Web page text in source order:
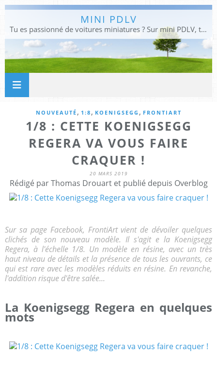
MINI PDLV
Tu es passionné de voitures miniatures ? Sur mini PDLV, tu trouveras les meilleurs bons plans pour acheter des voitures au 1:43, 1:18 ou 1:24. Tu pourras aussi découvrir des modèles de collection sous tous leurs angles. Pour ne rien louper de l'actualité des voitures miniatures, rejoins-nous !
NOUVEAUTÉ , 1:8 , KOENIGSEGG , FRONTIART
1/8 : CETTE KOENIGSEGG
REGERA VA VOUS FAIRE
CRAQUER !
20 MARS 2019
Rédigé par Thomas Drouart et publié depuis Overblog
Sur sa page Facebook, FrontiArt vient de dévoiler quelques
clichés de son nouveau modèle. Il s'agit e la Koenigsegg
Regera, à l'échelle 1/8. Un modèle en résine, avec un très
haut niveau de détails et la présence de tous les ouvrants, ce
qui est rare avec les modèles réduits en résine. En revanche,
l'addition risque d'être salée...
La Koenigsegg Regera en quelques
mots